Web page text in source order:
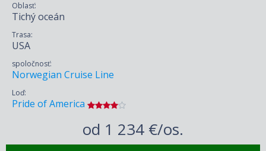
Oblasť:
Tichý oceán
Trasa:
USA
spoločnosť:
Norwegian Cruise Line
Loď:
Pride of America
od 1 234 €/os.